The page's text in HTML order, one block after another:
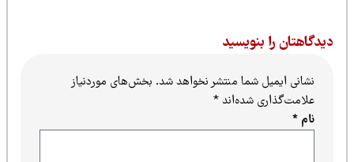
را بنویسید
نشانی ایمیل شما منتشر نخواهد شد.بخش‌های موردنیاز
علامت‌گذاری شده‌اند*